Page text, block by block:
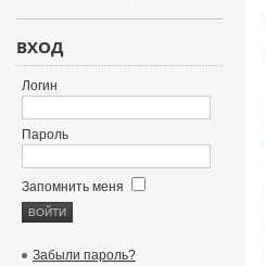
ВХОД
Логин
Пароль
Запомнить меня
Забыли пароль?